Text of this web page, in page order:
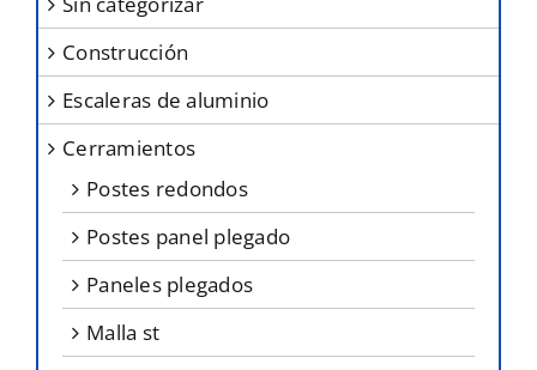
en
la
página
de
producto
construcción
escaleras de aluminio
cerramientos
postes redondos
postes panel plegado
paneles plegados
malla st